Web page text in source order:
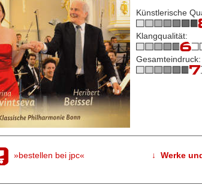
Künstlerische
Klangqualität:
Gesamteindruck:
»bestellen bei jpc« ↓ Werke